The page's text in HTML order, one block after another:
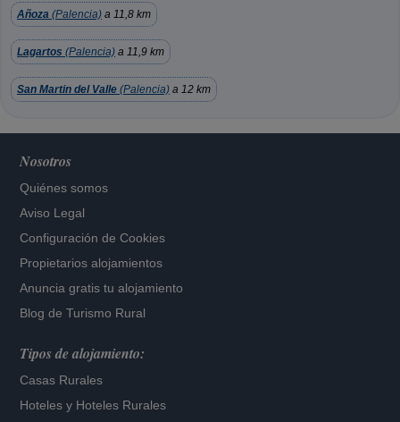
Añoza (Palencia) a 11,8 km
Lagartos (Palencia) a 11,9 km
San Martin del Valle (Palencia) a 12 km
Nosotros
Quiénes somos
Aviso Legal
Configuración de Cookies
Propietarios alojamientos
Anuncia gratis tu alojamiento
Blog de Turismo Rural
Tipos de alojamiento:
Casas Rurales
Hoteles y Hoteles Rurales